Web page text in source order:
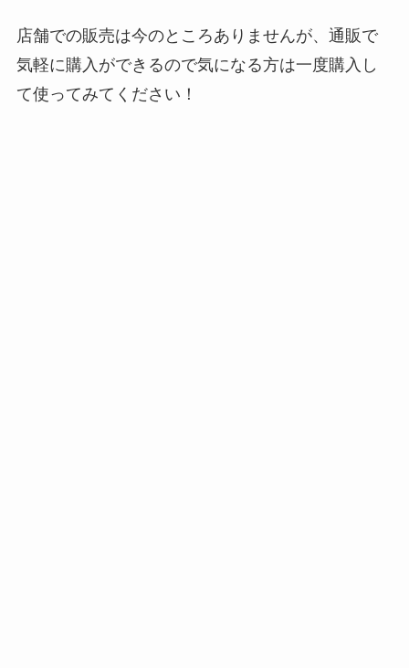
店舗での販売は今のところありませんが、通販で
気軽に購入ができるので気になる方は一度購入し
て使ってみてください！